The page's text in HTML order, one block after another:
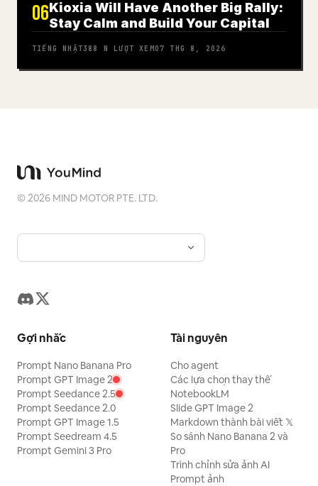
06Kioxia Will Have Another Big Rally:
Stay Calm and Build Your Capital
TIẾNG NHẬT388 N LƯỢT XEM07 THG 8, 2026
©2026 MIND MOTOR PTE. LTD.
Gợi nhắc
Prompt Nano Banana Pro
Prompt GPT Image 2
Prompt Seedance 2.5
Prompt Seedance 2.0
Prompt GPT Image 1.5
Prompt Seedream 4.5
Prompt Gemini 3 Pro
Tài nguyên
Cho agent
Các lựa chọn thay thế
NotebookLM
Slide GPT Image 2
Markdown thành bài viết 𝕏
So sánh Nano Banana 2 và
Pro
Trình chỉnh sửa ảnh AI
Prompt ảnh